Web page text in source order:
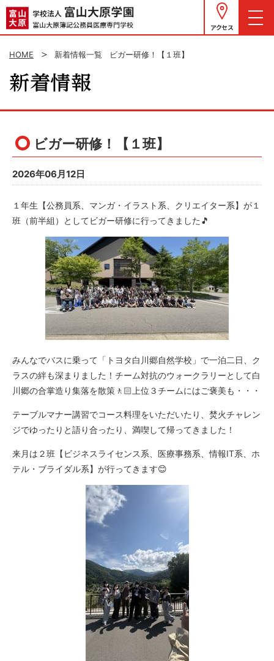
アクセス
HOME 新着情報一覧 ビガー研修！【１班】
ビガー研修！【１班】
2026年06月12日
１年生【公務員系、マンガ・イラスト系、クリエイター系】が１
班（前半組）としてビガー研修に行ってきました🎵
みんなでバスに乗って「トヨタ白川郷自然学校」で一泊二日、ク
ラスの絆も深まりました！チーム対抗のウォークラリーとして白
川郷の合掌造り集落を散策🚶🏻上位３チームにはご褒美も・・・
テーブルマナー講習でコース料理をいただいたり、焚火チャレン
ジでゆったりと語り合ったり、満喫して帰ってきました！
来月は２班【ビジネスライセンス系、医療事務系、情報IT系、ホ
テル・ブライダル系】が行ってきます😊